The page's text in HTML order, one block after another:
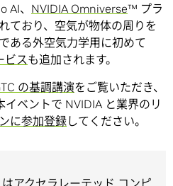
AI、 NVIDIA Omniverse™ プラ
ており、空気が物体の周りを
ある外空気力学用に初めて
ビスも追加されます。
の基調講演をご覧いただき、
ベントで NVIDIA と業界のリ
に参加登録してください。